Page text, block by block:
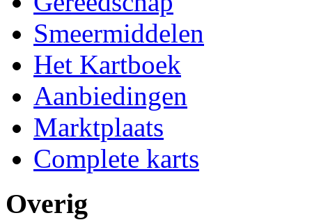
Smeermiddelen
Het Kartboek
Aanbiedingen
Marktplaats
Complete karts
Overig